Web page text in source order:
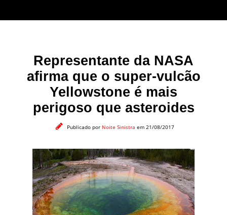
Representante da NASA
afirma que o super-vulcão
Yellowstone é mais
perigoso que asteroides
Publicado por Noite Sinistra em 21/08/2017